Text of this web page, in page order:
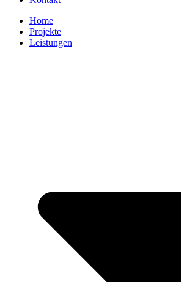
Home
Projekte
Leistungen